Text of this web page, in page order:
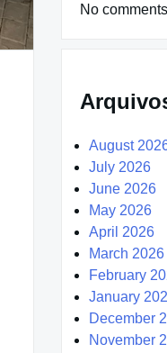
No
August
July 2026
June 2026
May 2026
April 2026
March 2026
February
January
December
November